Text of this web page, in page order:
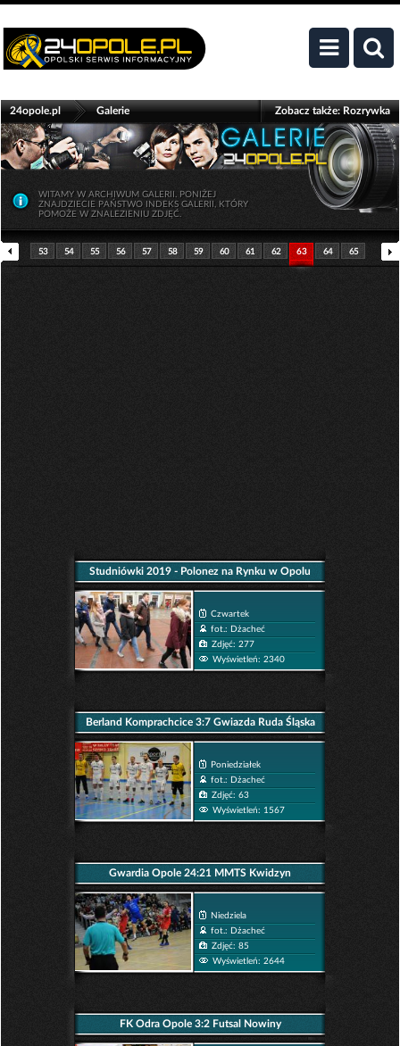
24opole.pl Galerie Zobacz także:Rozrywka
WITAMY W ARCHIWUM GALERII. PONIŻEJ
ZNAJDZIECIE PAŃSTWO INDEKS GALERII, KTÓRY
POMOŻE W ZNALEZIENIU ZDJĘĆ.
53 54 55 56 57 58 59 60 61 62 63 64 65
Studniówki 2019 - Polonez na Rynku w Opolu
Czwartek
fot.: Dżacheć
Zdjęć: 277
Wyświetleń: 2340
Berland Komprachcice 3:7 Gwiazda Ruda Śląska
Poniedziałek
fot.: Dżacheć
Zdjęć: 63
Wyświetleń: 1567
Gwardia Opole 24:21 MMTS Kwidzyn
Niedziela
fot.: Dżacheć
Zdjęć: 85
Wyświetleń: 2644
FK Odra Opole 3:2 Futsal Nowiny